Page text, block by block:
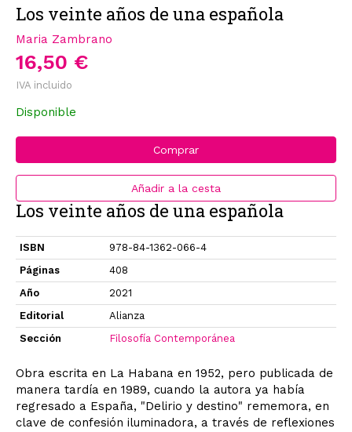
Los veinte años de una española
Maria Zambrano
16,50 €
IVA incluido
Disponible
Comprar
Añadir a la cesta
Los veinte años de una española
ISBN
978-84-1362-066-4
Páginas
408
Año
2021
Editorial
Alianza
Sección
Filosofía Contemporánea
Obra escrita en La Habana en 1952, pero publicada de
manera tardía en 1989, cuando la autora ya había
regresado a España, "Delirio y destino" rememora, en
clave de confesión iluminadora, a través de reflexiones